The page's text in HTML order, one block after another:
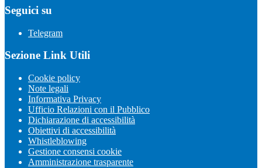
Seguici su
Telegram
Sezione Link Utili
Cookie policy
Note legali
Informativa Privacy
Ufficio Relazioni con il Pubblico
Dichiarazione di accessibilità
Obiettivi di accessibilità
Whistleblowing
Gestione consensi cookie
Amministrazione trasparente